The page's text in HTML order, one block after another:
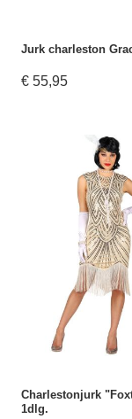
Jurk charleston
€ 55,95
Charlestonjurk
1dlg.